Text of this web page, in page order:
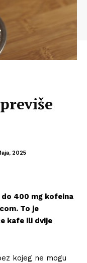
2025
400 mg kofeina
To je
kafe ili dvije
kojeg ne mogu